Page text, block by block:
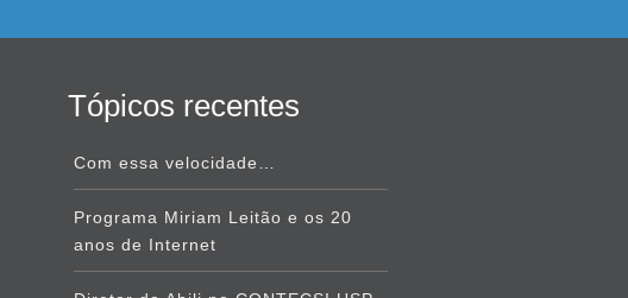
Tópicos recentes
Com essa velocidade…
Programa Miriam Leitão e os 20
anos de Internet